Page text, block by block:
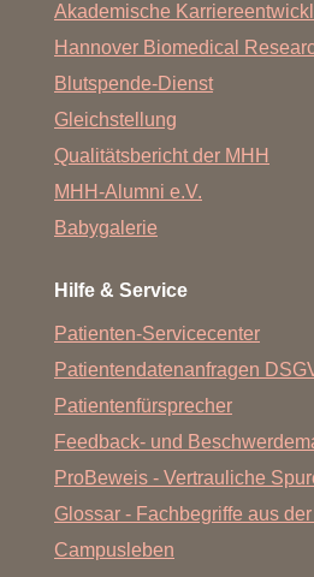
Akademische
Hannover Biomedical
Blutspende-Dienst
Gleichstellung
Qualitätsbericht der MHH
MHH-Alumni e.V.
Babygalerie
Hilfe & Service
Patienten-Servicecenter
Patientendatenanfragen
Patientenfürsprecher
Feedback- und
ProBeweis - Vertrauliche
Glossar - Fachbegriffe aus
Campusleben